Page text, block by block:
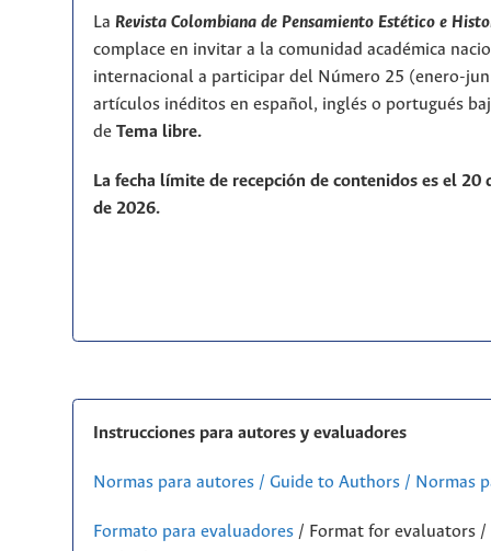
La Revista Colombiana de Pensamiento Estético e
complace en invitar a la comunidad académica
internacional a participar del Número 25 (enero-
artículos inéditos en español, inglés o portugués
de Tema libre.
La fecha límite de recepción de contenidos es el 20
de 2026.
Instrucciones para autores y evaluadores
Normas para autores / Guide to Authors / Normas
Formato para evaluadores/ Format for evaluators /